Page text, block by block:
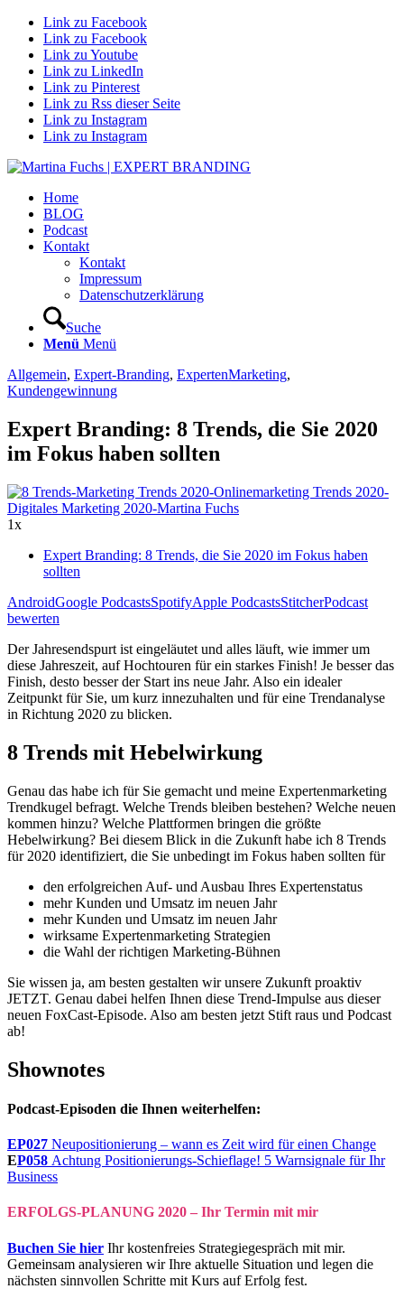
Link zu Facebook
Link zu Facebook
Link zu Youtube
Link zu LinkedIn
Link zu Pinterest
Link zu Rss dieser Seite
Link zu Instagram
Link zu Instagram
Home
BLOG
Podcast
Kontakt
Kontakt
Impressum
Datenschutzerklärung
Suche
Menü Menü
Allgemein, Expert-Branding, ExpertenMarketing,
Kundengewinnung
Expert Branding: 8 Trends, die Sie 2020
im Fokus haben sollten
1x
Expert Branding: 8 Trends, die Sie 2020 im Fokus haben
sollten
AndroidGoogle PodcastsSpotifyApple PodcastsStitcherPodcast
bewerten
Der Jahresendspurt ist eingeläutet und alles läuft, wie immer um
diese Jahreszeit, auf Hochtouren für ein starkes Finish! Je besser das
Finish, desto besser der Start ins neue Jahr. Also ein idealer
Zeitpunkt für Sie, um kurz innezuhalten und für eine Trendanalyse
in Richtung 2020 zu blicken.
8 Trends mit Hebelwirkung
Genau das habe ich für Sie gemacht und meine Expertenmarketing
Trendkugel befragt. Welche Trends bleiben bestehen? Welche neuen
kommen hinzu? Welche Plattformen bringen die größte
Hebelwirkung? Bei diesem Blick in die Zukunft habe ich 8 Trends
für 2020 identifiziert, die Sie unbedingt im Fokus haben sollten für
den erfolgreichen Auf- und Ausbau Ihres Expertenstatus
mehr Kunden und Umsatz im neuen Jahr
mehr Kunden und Umsatz im neuen Jahr
wirksame Expertenmarketing Strategien
die Wahl der richtigen Marketing-Bühnen
Sie wissen ja, am besten gestalten wir unsere Zukunft proaktiv
JETZT. Genau dabei helfen Ihnen diese Trend-Impulse aus dieser
neuen FoxCast-Episode. Also am besten jetzt Stift raus und Podcast
ab!
Shownotes
Podcast-Episoden die Ihnen weiterhelfen:
EP027 Neupositionierung – wann es Zeit wird für einen Change
EP058 Achtung Positionierungs-Schieflage! 5 Warnsignale für Ihr
Business
ERFOLGS-PLANUNG 2020 – Ihr Termin mit mir
Buchen Sie hier Ihr kostenfreies Strategiegespräch mit mir.
Gemeinsam analysieren wir Ihre aktuelle Situation und legen die
nächsten sinnvollen Schritte mit Kurs auf Erfolg fest.